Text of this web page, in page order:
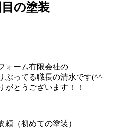
の塗装
ォーム有限会社の
ぶってる職長の清水です(^^ゞ
がとうございます！！
頼（初めての塗装）